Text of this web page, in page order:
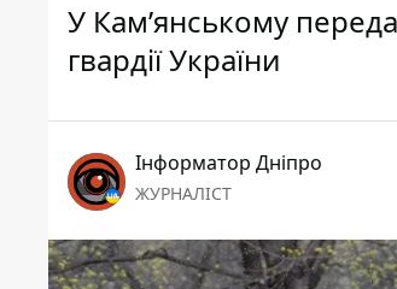
У Кам’янському
гвардії України
Інформатор Дніпро
ЖУРНАЛІСТ